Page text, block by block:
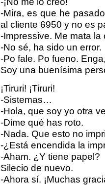
-Mira, es que he
al cliente 6950 y no es
-Impressive. Me mata
-No sé, ha sido un error.
-Po fale. Po fueno.
Soy una buenísima
¡Tiruri! ¡Tiruri!
-Sistemas…
-Hola, que soy yo otra
-Dime qué has roto.
-Nada. Que esto no
-¿Está encendida la
-Aham. ¿Y tiene papel?
Silecio de nuevo.
-Ahora sí. ¡Muchas